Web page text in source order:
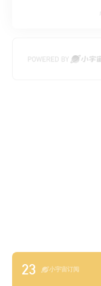
23 小宇宙订阅